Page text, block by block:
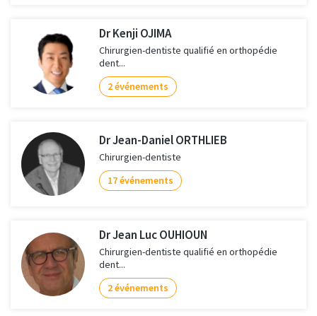
Dr Kenji OJIMA
Chirurgien-dentiste qualifié en orthopédie
dent...
2 événements
Dr Jean-Daniel ORTHLIEB
Chirurgien-dentiste
17 événements
Dr Jean Luc OUHIOUN
Chirurgien-dentiste qualifié en orthopédie
dent...
2 événements